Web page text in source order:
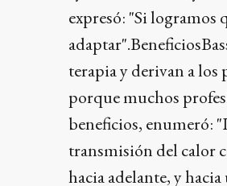
expresó: "Si logramos
terapia y derivan a los
porque muchos
beneficios, enumeró:
transmisión del calor
hacia adelante, y